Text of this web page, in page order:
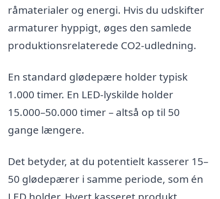
råmaterialer og energi. Hvis du udskifter
armaturer hyppigt, øges den samlede
produktionsrelaterede CO2-udledning.
En standard glødepære holder typisk
1.000 timer. En LED-lyskilde holder
15.000–50.000 timer – altså op til 50
gange længere.
Det betyder, at du potentielt kasserer 15–
50 glødepærer i samme periode, som én